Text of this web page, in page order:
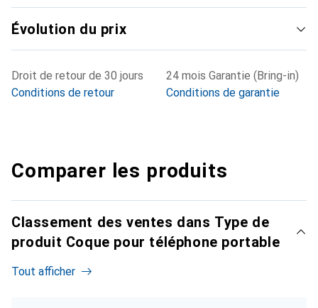
Évolution du prix
Droit de retour de 30 jours
Conditions de retour
24 mois Garantie (Bring-in)
Conditions de garantie
Comparer les produits
Classement des ventes dans Type de
produit Coque pour téléphone portable
Tout afficher